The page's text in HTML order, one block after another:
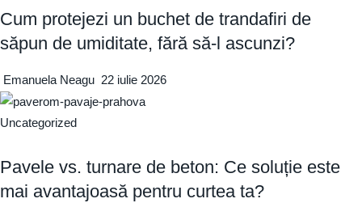
Cum protejezi un buchet de trandafiri de
săpun de umiditate, fără să-l ascunzi?
Emanuela Neagu 22 iulie 2026
Uncategorized
Pavele vs. turnare de beton: Ce soluție este
mai avantajoasă pentru curtea ta?